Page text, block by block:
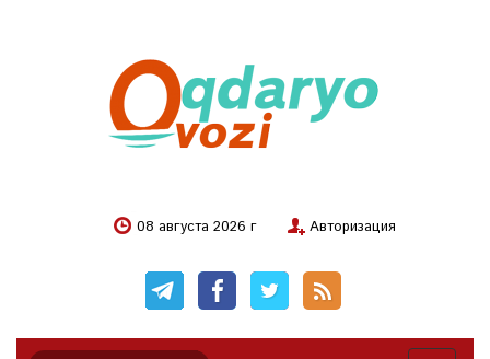
08 августа 2026 г Авторизация